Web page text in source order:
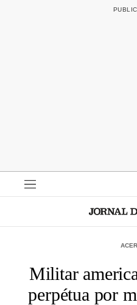
Militar
perpétua por